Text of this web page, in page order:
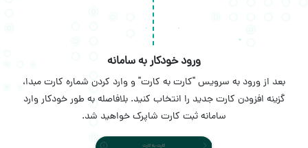
ورود خودکار به سامانه
بعد از ورود به سرویس "کارت به کارت" و وارد کردن شماره کارت مبدا،
گزینه افزودن کارت جدید را انتخاب کنید. بلافاصله به طور خودکار وارد
سامانه ثبت کارت شاپرک خواهید شد.